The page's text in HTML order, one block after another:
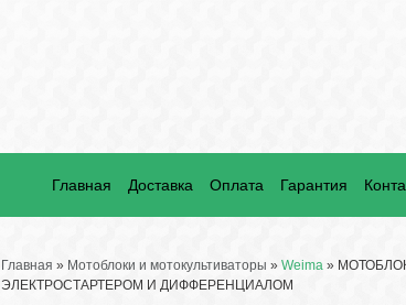
Главная Доставка Оплата Гарантия
Главная » Мотоблоки и мотокультиваторы » Weima » МОТОБЛОК
ЭЛЕКТРОСТАРТЕРОМ И ДИФФЕРЕНЦИАЛОМ